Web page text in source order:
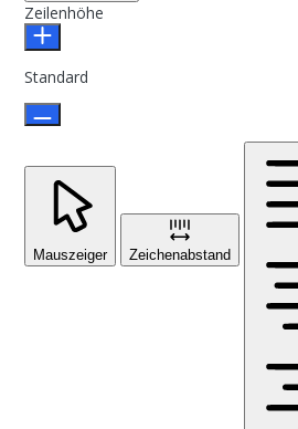
Zeilenhöhe
Standard
Mauszeiger Zeichenabstand